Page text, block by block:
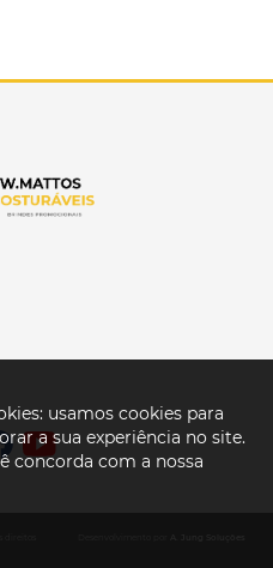
usamos cookies para
a sua experiência no site.
concorda com a nossa